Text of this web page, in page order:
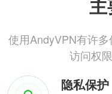
使用AndyVPN有许多
访问权
隐私保护